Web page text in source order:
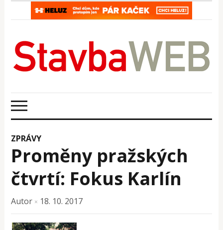
ZPRÁVY
Proměny pražských
čtvrtí: Fokus Karlín
Autor × 18. 10. 2017